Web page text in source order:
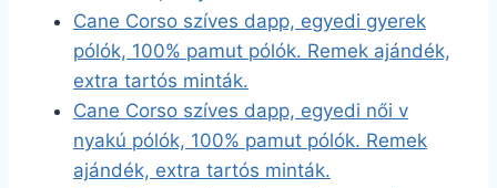
Cane Corso szíves dapp, egyedi gyerek
pólók, 100% pamut pólók. Remek ajándék,
extra tartós minták.
Cane Corso szíves dapp, egyedi női v
nyakú pólók, 100% pamut pólók. Remek
ajándék, extra tartós minták.